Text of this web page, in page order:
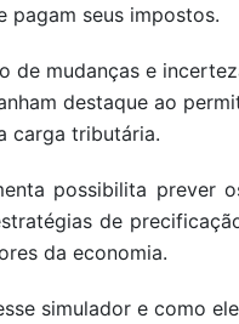
pagam seus impostos.
de mudanças e
destaque ao
carga tributária.
possibilita prever
de
da economia.
simulador e como